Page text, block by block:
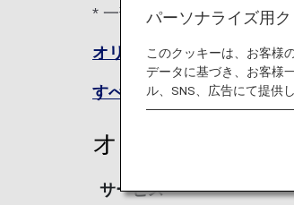
* 一部の便はANA塗装機に
オリエンタルエアブリッジ
すべての提携航空会社
オリエンタルエ
サービス
パーソナライズ用
このクッキーは、お客様
データに基づき、お客様
ル、SNS、広告にて提供し